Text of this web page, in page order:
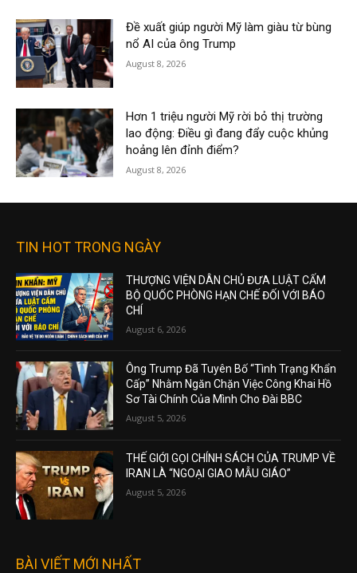
Đề xuất giúp người Mỹ làm giàu từ bùng
nổ AI của ông Trump
August 8, 2026
Hơn 1 triệu người Mỹ rời bỏ thị trường
lao động: Điều gì đang đẩy cuộc khủng
hoảng lên đỉnh điểm?
August 8, 2026
TIN HOT TRONG NGÀY
THƯỢNG VIỆN DÂN CHỦ ĐƯA LUẬT CẤM
BỘ QUỐC PHÒNG HẠN CHẾ ĐỐI VỚI BÁO
CHÍ
August 6, 2026
Ông Trump Đã Tuyên Bố “Tình Trạng Khẩn
Cấp” Nhằm Ngăn Chặn Việc Công Khai Hồ
Sơ Tài Chính Của Mình Cho Đài BBC
August 5, 2026
THẾ GIỚI GỌI CHÍNH SÁCH CỦA TRUMP VỀ
IRAN LÀ “NGOẠI GIAO MẪU GIÁO”
August 5, 2026
BÀI VIẾT MỚI NHẤT